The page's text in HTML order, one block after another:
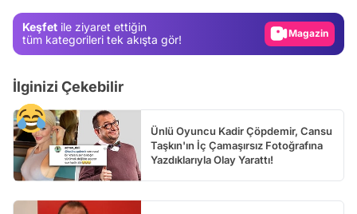
Keşfet ile ziyaret ettiğin
tüm kategorileri tek akışta gör!
Video
İlginizi Çekebilir
Ünlü Oyuncu Kadir Çöpdemir, Cansu
Taşkın'ın İç Çamaşırsız Fotoğrafına
Yazdıklarıyla Olay Yarattı!